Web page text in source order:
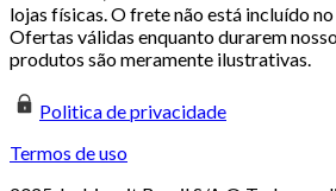
lojas físicas. O frete não está incluído
Ofertas válidas enquanto durarem
produtos são meramente ilustrativas.
Politica de privacidade
Termos de uso